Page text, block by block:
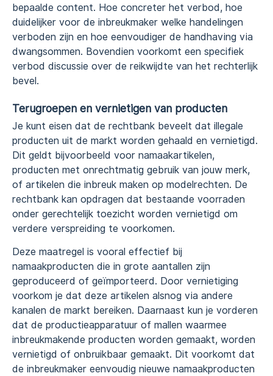
bepaalde content. Hoe concreter het verbod, hoe
duidelijker voor de inbreukmaker welke handelingen
verboden zijn en hoe eenvoudiger de handhaving via
dwangsommen. Bovendien voorkomt een specifiek
verbod discussie over de reikwijdte van het rechterlijk
bevel.
Terugroepen en vernietigen van producten
Je kunt eisen dat de rechtbank beveelt dat illegale
producten uit de markt worden gehaald en vernietigd.
Dit geldt bijvoorbeeld voor namaakartikelen,
producten met onrechtmatig gebruik van jouw merk,
of artikelen die inbreuk maken op modelrechten. De
rechtbank kan opdragen dat bestaande voorraden
onder gerechtelijk toezicht worden vernietigd om
verdere verspreiding te voorkomen.
Deze maatregel is vooral effectief bij
namaakproducten die in grote aantallen zijn
geproduceerd of geïmporteerd. Door vernietiging
voorkom je dat deze artikelen alsnog via andere
kanalen de markt bereiken. Daarnaast kun je vorderen
dat de productieapparatuur of mallen waarmee
inbreukmakende producten worden gemaakt, worden
vernietigd of onbruikbaar gemaakt. Dit voorkomt dat
de inbreukmaker eenvoudig nieuwe namaakproducten